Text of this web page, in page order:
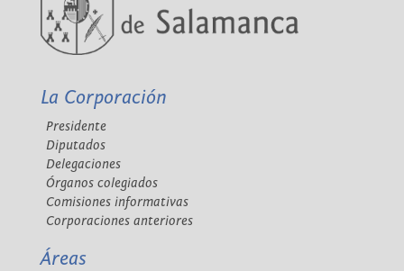
La Corporación
Presidente
Diputados
Delegaciones
Órganos colegiados
Comisiones informativas
Corporaciones anteriores
Áreas